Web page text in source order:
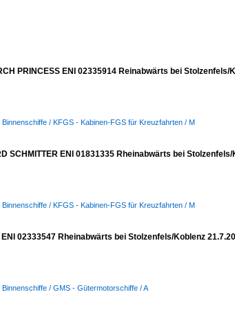
PRINCESS ENI 02335914 Reinabwärts bei Stolzenfels/
Binnenschiffe / KFGS - Kabinen-FGS für Kreuzfahrten / M
SCHMITTER ENI 01831335 Rheinabwärts bei
Binnenschiffe / KFGS - Kabinen-FGS für Kreuzfahrten / M
02333547 Rheinabwärts bei Stolzenfels/Koblenz
Binnenschiffe / GMS - Gütermotorschiffe / A